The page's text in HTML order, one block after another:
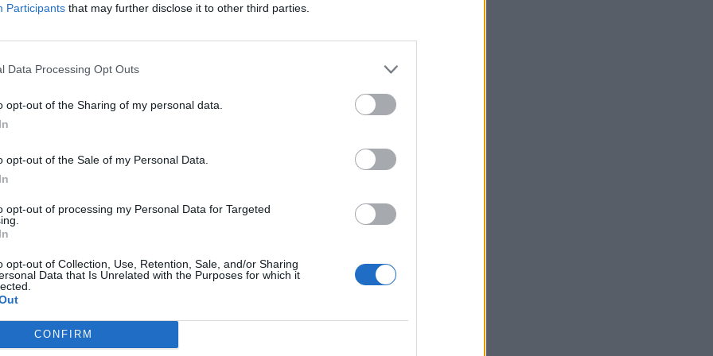
Participants that may further disclose it to other third parties.
Data Processing Opt Outs
opt-out of the Sharing of my personal data.
opt-out of the Sale of my Personal Data.
opt-out of processing my Personal Data for Targeted
opt-out of Collection, Use, Retention, Sale, and/or Sharing
Data that Is Unrelated with the Purposes for which it
CONFIRM
περίπου στα 5 δισεκατομμύρια σε σχέση
να χρησιμοποιούνται από
δυνατή προστασία του κοινού από την
η συνέχιση και εντατικοποίηση των
εξαχθούν ασφαλή συμπεράσματα αναφορικά
Σύμφωνα με την αρχή της προφύλαξης η
σε άμεσες δράσεις για την προστασία της